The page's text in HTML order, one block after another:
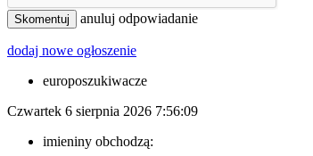
Skomentuj anuluj odpowiadanie
dodaj nowe ogłoszenie
europoszukiwacze
Czwartek 6 sierpnia 2026 7:56:09
imieniny obchodzą: